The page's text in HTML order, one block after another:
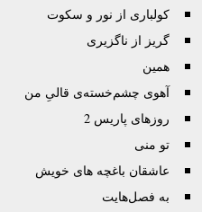
کولباری از نور و سکوت
گریز از ناگزیری
همین
آهوی چشم‌خسته‌ی قالیِ من
روزهای پاریس 2
تو منی
عاشقان باغچه های خویش
به فصل‌هایت